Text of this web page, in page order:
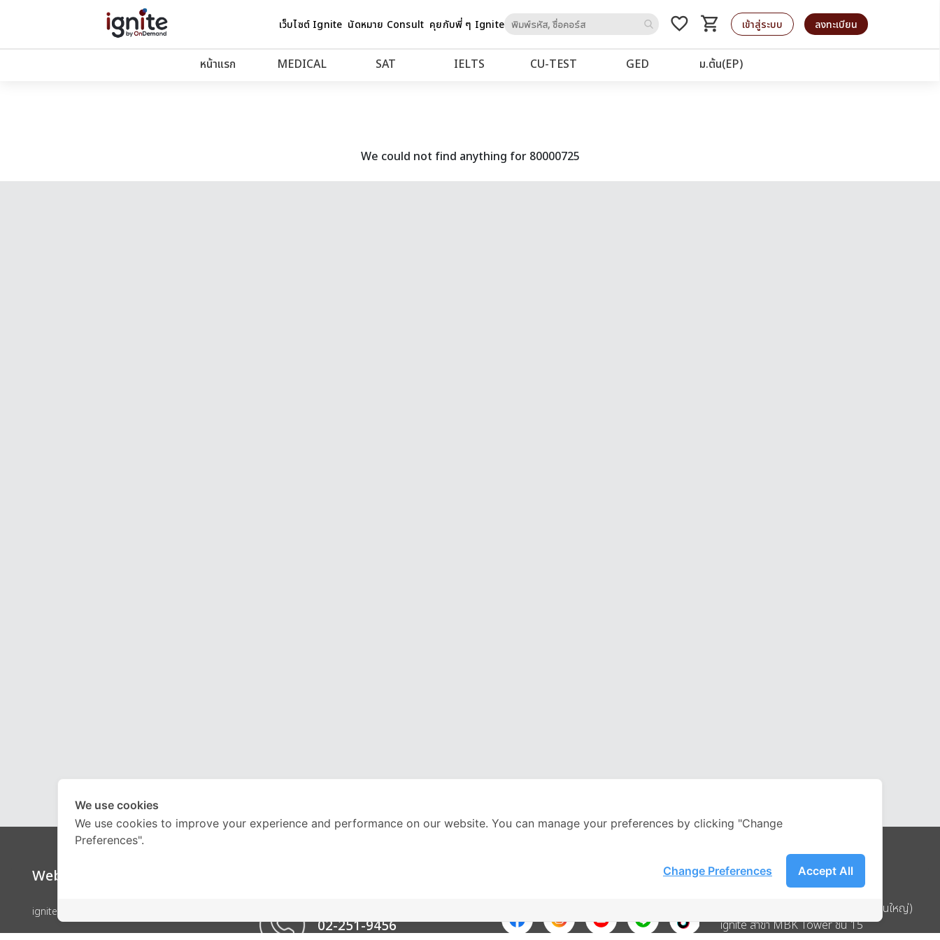
เว็บไซต์ Ignite นัดหมาย Consult คุยกับพี่ ๆ Igniteto
favorite_border shopping_cart
รถเข็น เข้าสู่ระบบ ลงทะเบียน
หน้าแรก MEDICAL SAT IELTS CU‑TEST GED ม.ต้น(EP)
We could not find anything for 80000725
Website
ignite by OnDemand
02-251-9456
Address
บริษัท อิกไนท์ เอ สตาร์ จำกัด (สำนักงานใหญ่)
ignite สาขา MBK Tower ชั้น 15
We use cookies
We use cookies to improve your experience and performance on our website. You can manage your preferences by clicking "Change
Preferences".
Accept All
Change Preferences